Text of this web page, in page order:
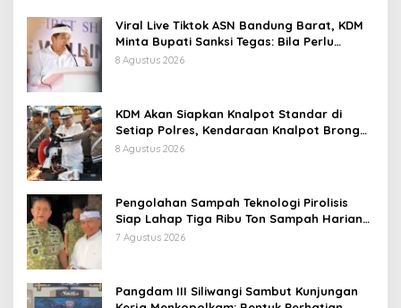
Viral Live Tiktok ASN Bandung Barat, KDM
Minta Bupati Sanksi Tegas: Bila Perlu
Pemberhentian
8 Agustus 2026
KDM Akan Siapkan Knalpot Standar di
Setiap Polres, Kendaraan Knalpot Brong
Tertangkap Langsung Ganti
8 Agustus 2026
Pengolahan Sampah Teknologi Pirolisis
Siap Lahap Tiga Ribu Ton Sampah Harian
Jawa Barat
7 Agustus 2026
Pangdam III Siliwangi Sambut Kunjungan